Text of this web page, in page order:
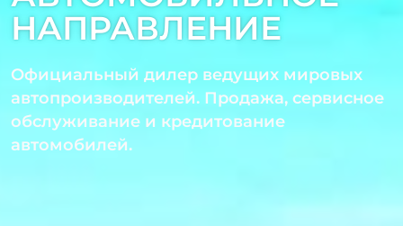
НАПРАВЛЕНИЕ
Официальный дилер ведущих мировых
автопроизводителей. Продажа, сервисное
обслуживание и кредитование
автомобилей.